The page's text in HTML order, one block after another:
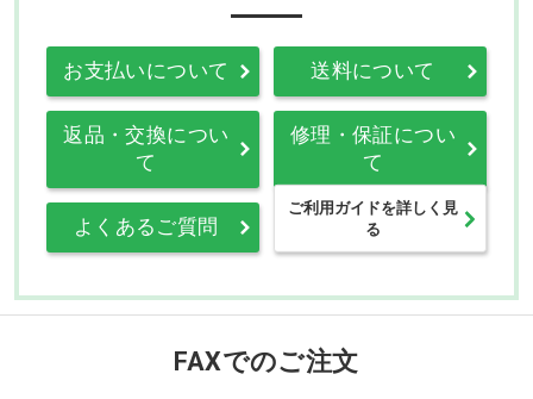
お支払いについて 送料について
返品・交換につい
て
修理・保証につい
て
よくあるご質問
ご利用ガイドを詳しく見
る
FAXでのご注文